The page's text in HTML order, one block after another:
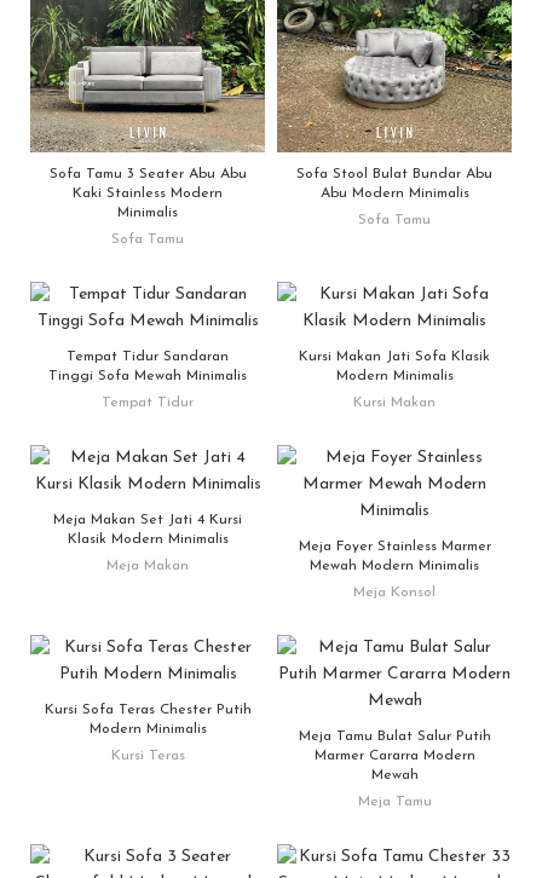
Sofa Tamu 3 Seater Abu Abu
Kaki Stainless Modern
Minimalis
Sofa Tamu
Sofa Stool Bulat Bundar Abu
Abu Modern Minimalis
Sofa Tamu
Tempat Tidur Sandaran
Tinggi Sofa Mewah Minimalis
Tempat Tidur
Kursi Makan Jati Sofa Klasik
Modern Minimalis
Kursi Makan
Meja Makan Set Jati 4 Kursi
Klasik Modern Minimalis
Meja Makan
Meja Foyer Stainless Marmer
Mewah Modern Minimalis
Meja Konsol
Kursi Sofa Teras Chester Putih
Modern Minimalis
Kursi Teras
Meja Tamu Bulat Salur Putih
Marmer Cararra Modern
Mewah
Meja Tamu